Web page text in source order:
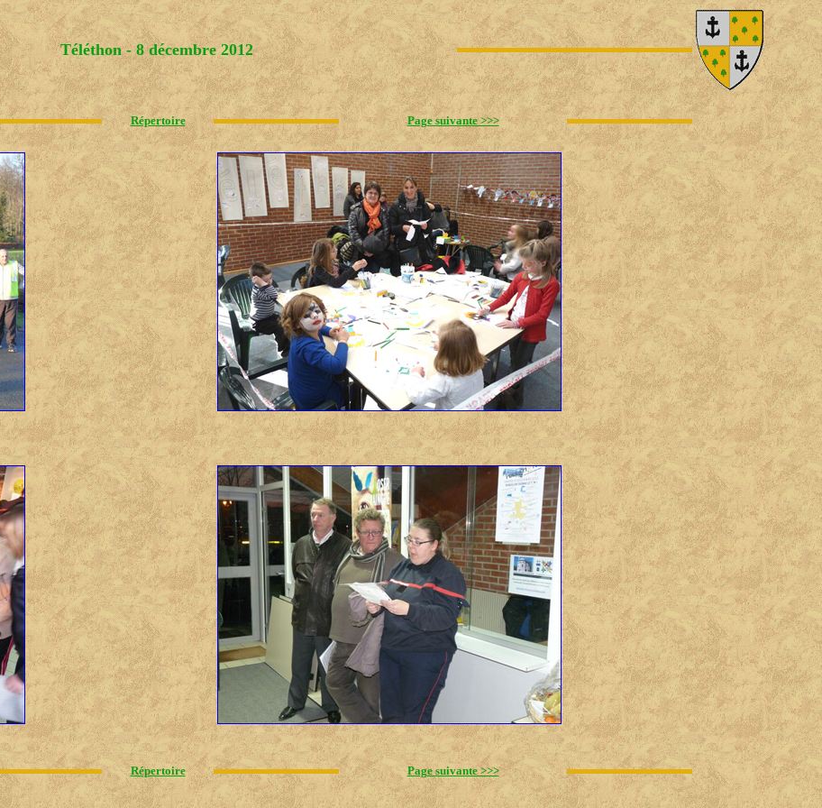
Téléthon - 8 décembre 2012
Répertoire Page suivante >>>
Répertoire Page suivante >>>